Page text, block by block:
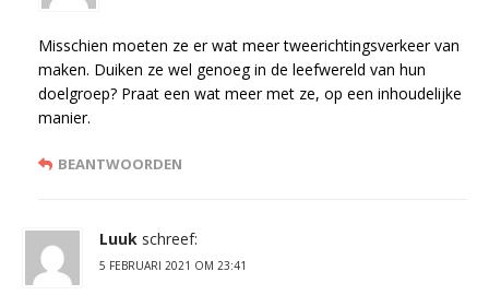
Misschien moeten ze er wat meer tweerichtingsverkeer van
maken. Duiken ze wel genoeg in de leefwereld van hun
doelgroep? Praat een wat meer met ze, op een inhoudelijke
manier.
BEANTWOORDEN
Luuk schreef:
5 FEBRUARI 2021 OM 23:41